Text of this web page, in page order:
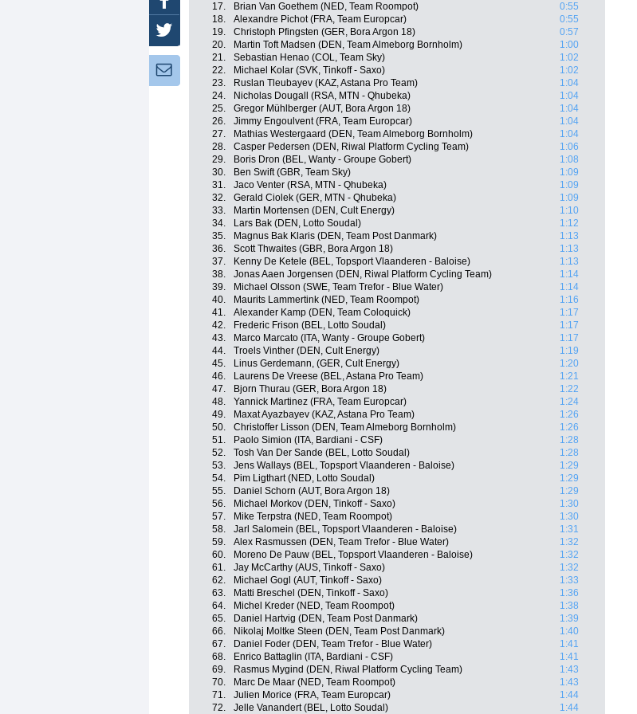
17.
Brian Van Goethem (NED, Team Roompot)
0:55
18.
Alexandre Pichot (FRA, Team Europcar)
0:55
19.
Christoph Pfingsten (GER, Bora Argon 18)
0:57
20.
Martin Toft Madsen (DEN, Team Almeborg Bornholm)
1:00
21.
Sebastian Henao (COL, Team Sky)
1:02
22.
Michael Kolar (SVK, Tinkoff - Saxo)
1:02
23.
Ruslan Tleubayev (KAZ, Astana Pro Team)
1:04
24.
Nicholas Dougall (RSA, MTN - Qhubeka)
1:04
25.
Gregor Mühlberger (AUT, Bora Argon 18)
1:04
26.
Jimmy Engoulvent (FRA, Team Europcar)
1:04
27.
Mathias Westergaard (DEN, Team Almeborg Bornholm)
1:04
28.
Casper Pedersen (DEN, Riwal Platform Cycling Team)
1:06
29.
Boris Dron (BEL, Wanty - Groupe Gobert)
1:08
30.
Ben Swift (GBR, Team Sky)
1:09
31.
Jaco Venter (RSA, MTN - Qhubeka)
1:09
32.
Gerald Ciolek (GER, MTN - Qhubeka)
1:09
33.
Martin Mortensen (DEN, Cult Energy)
1:10
34.
Lars Bak (DEN, Lotto Soudal)
1:12
35.
Magnus Bak Klaris (DEN, Team Post Danmark)
1:13
36.
Scott Thwaites (GBR, Bora Argon 18)
1:13
37.
Kenny De Ketele (BEL, Topsport Vlaanderen - Baloise)
1:13
38.
Jonas Aaen Jorgensen (DEN, Riwal Platform Cycling Team)
1:14
39.
Michael Olsson (SWE, Team Trefor - Blue Water)
1:14
40.
Maurits Lammertink (NED, Team Roompot)
1:16
41.
Alexander Kamp (DEN, Team Coloquick)
1:17
42.
Frederic Frison (BEL, Lotto Soudal)
1:17
43.
Marco Marcato (ITA, Wanty - Groupe Gobert)
1:17
44.
Troels Vinther (DEN, Cult Energy)
1:19
45.
Linus Gerdemann, (GER, Cult Energy)
1:20
46.
Laurens De Vreese (BEL, Astana Pro Team)
1:21
47.
Bjorn Thurau (GER, Bora Argon 18)
1:22
48.
Yannick Martinez (FRA, Team Europcar)
1:24
49.
Maxat Ayazbayev (KAZ, Astana Pro Team)
1:26
50.
Christoffer Lisson (DEN, Team Almeborg Bornholm)
1:26
51.
Paolo Simion (ITA, Bardiani - CSF)
1:28
52.
Tosh Van Der Sande (BEL, Lotto Soudal)
1:28
53.
Jens Wallays (BEL, Topsport Vlaanderen - Baloise)
1:29
54.
Pim Ligthart (NED, Lotto Soudal)
1:29
55.
Daniel Schorn (AUT, Bora Argon 18)
1:29
56.
Michael Morkov (DEN, Tinkoff - Saxo)
1:30
57.
Mike Terpstra (NED, Team Roompot)
1:30
58.
Jarl Salomein (BEL, Topsport Vlaanderen - Baloise)
1:31
59.
Alex Rasmussen (DEN, Team Trefor - Blue Water)
1:32
60.
Moreno De Pauw (BEL, Topsport Vlaanderen - Baloise)
1:32
61.
Jay McCarthy (AUS, Tinkoff - Saxo)
1:32
62.
Michael Gogl (AUT, Tinkoff - Saxo)
1:33
63.
Matti Breschel (DEN, Tinkoff - Saxo)
1:36
64.
Michel Kreder (NED, Team Roompot)
1:38
65.
Daniel Hartvig (DEN, Team Post Danmark)
1:39
66.
Nikolaj Moltke Steen (DEN, Team Post Danmark)
1:40
67.
Daniel Foder (DEN, Team Trefor - Blue Water)
1:41
68.
Enrico Battaglin (ITA, Bardiani - CSF)
1:41
69.
Rasmus Mygind (DEN, Riwal Platform Cycling Team)
1:43
70.
Marc De Maar (NED, Team Roompot)
1:43
71.
Julien Morice (FRA, Team Europcar)
1:44
72.
Jelle Vanandert (BEL, Lotto Soudal)
1:44
Twitter
Newsletter: